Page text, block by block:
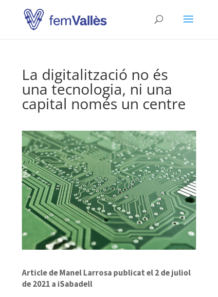
La digitalització no és
una tecnologia, ni una
capital només un centre
Article de Manel Larrosa publicat el 2 de juliol
de 2021 a iSabadell